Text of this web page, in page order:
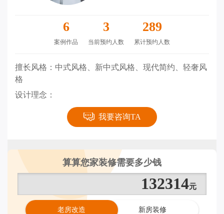
6
案例作品
3
当前预约人数
289
累计预约人数
擅长风格：中式风格、新中式风格、现代简约、轻奢风
格
设计理念：
我要咨询TA
算算您家装修需要多少钱
164125
老房改造 新房装修